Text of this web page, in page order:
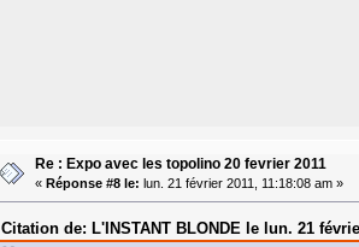
Re : Expo avec les topolino 20 fevrier 2011
« Réponse #8 le: lun. 21 février 2011, 11:18:08 am »
Citation de: L'INSTANT BLONDE le lun. 21